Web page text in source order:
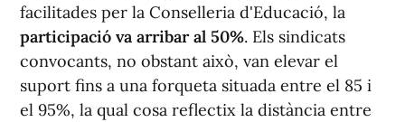
facilitades per la Conselleria d'Educació, la
participació va arribar al 50%. Els sindicats
convocants, no obstant això, van elevar el
suport fins a una forqueta situada entre el 85 i
el 95%, la qual cosa reflectix la distància entre